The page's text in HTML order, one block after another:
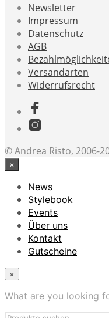
Newsletter
Impressum
Datenschutz
AGB
Versandarten
Widerrufsrecht
© Andrea Risto, 2006-
×
News
Stylebook
Events
Über uns
Kontakt
Gutscheine
×
What are you looking